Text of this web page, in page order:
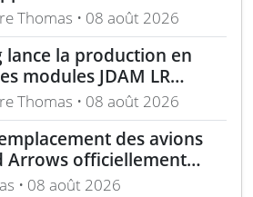
pour les missiles
Javelin
Thomas • 08 août 2026
lance la production en
modules JDAM LR
de précision
portée
Thomas • 08 août 2026
des avions
Arrows officiellement
• 08 août 2026